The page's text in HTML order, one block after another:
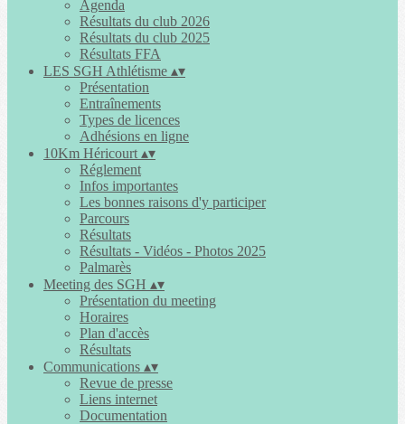
Agenda
Résultats du club 2026
Résultats du club 2025
Résultats FFA
LES SGH Athlétisme ▴▾
Présentation
Entraînements
Types de licences
Adhésions en ligne
10Km Héricourt ▴▾
Réglement
Infos importantes
Les bonnes raisons d'y participer
Parcours
Résultats
Résultats - Vidéos - Photos 2025
Palmarès
Meeting des SGH ▴▾
Présentation du meeting
Horaires
Plan d'accès
Résultats
Communications ▴▾
Revue de presse
Liens internet
Documentation